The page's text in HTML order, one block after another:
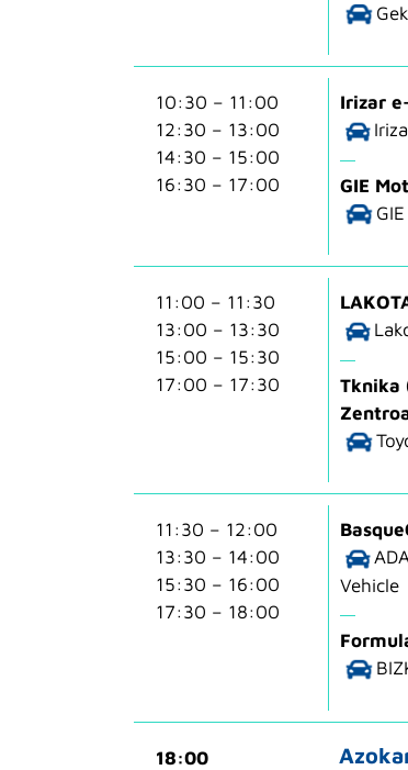
10:30 – 11:00
12:30 – 13:00
14:30 – 15:00
16:30 – 17:00
Irizar
GIE
11:00 – 11:30
13:00 – 13:30
15:00 – 15:30
17:00 – 17:30
Tknika
11:30 – 12:00
13:30 – 14:00
15:30 – 16:00
17:30 – 18:00
Vehicle
18:00